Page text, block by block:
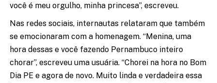
você é meu orgulho, minha princesa”, escreveu.
Nas redes sociais, internautas relataram que também
se emocionaram com a homenagem. “Menina, uma
hora dessas e você fazendo Pernambuco inteiro
chorar”, escreveu uma usuária. “Chorei na hora no Bom
Dia PE e agora de novo. Muito linda e verdadeira essa